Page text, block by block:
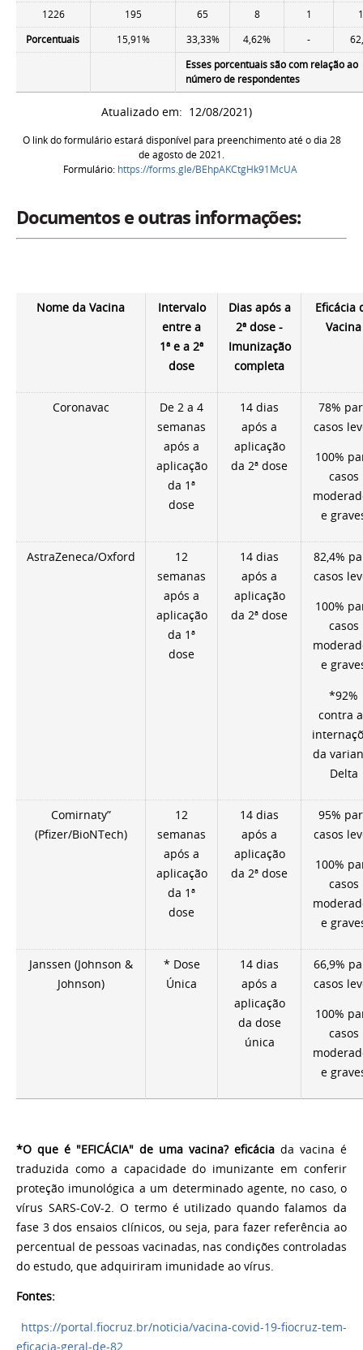
1226
195 65 8 1
Porcentuais
15,91% 33,33% 4,62% -
Esses porcentuais são com relação ao
número de respondentes
Atualizado em: 12/08/2021)
O link do formulário estará disponível para preenchimento até o dia 28
de agosto de 2021.
Formulário: https://forms.gle/BEhpAKCtgHk91McUA
Documentos e outras informações:
Nome da Vacina
Intervalo
entre a
1ª e a 2ª
dose
Dias após a
2ª dose -
Imunização
completa
Eficácia
Vacina
Coronavac
De 2 a 4
semanas
após a
aplicação
da 1ª
dose
14 dias
após a
aplicação
da 2ª dose
78%
casos
100%
casos
e
AstraZeneca/Oxford
12
semanas
após a
aplicação
da 1ª
dose
14 dias
após a
aplicação
da 2ª dose
82,4%
casos
100%
casos
e
*92%
contra
da
Delta
Comirnaty”
(Pfizer/BioNTech)
12
semanas
após a
aplicação
da 1ª
dose
14 dias
após a
aplicação
da 2ª dose
95%
casos
100%
casos
e
Janssen (Johnson &
Johnson)
* Dose
Única
14 dias
após a
aplicação
da dose
única
66,9%
casos
100%
casos
e
*O que é "EFICÁCIA" de uma vacina? eficácia da vacina é
traduzida como a capacidade do imunizante em conferir
proteção imunológica a um determinado agente, no caso, o
vírus SARS-CoV-2. O termo é utilizado quando falamos da
fase 3 dos ensaios clínicos, ou seja, para fazer referência ao
percentual de pessoas vacinadas, nas condições controladas
do estudo, que adquiriram imunidade ao vírus.
Fontes:
https://portal.fiocruz.br/noticia/vacina-covid-19-fiocruz-tem-
eficacia-geral-de-82